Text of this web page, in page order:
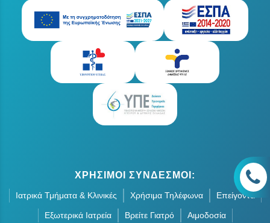
ΧΡΗΣΙΜΟΙ ΣΥΝΔΕΣΜΟΙ:
Ιατρικά Τμήματα & Κλινικές Χρήσιμα Τηλέφωνα Επείγοντα
Εξωτερικά Ιατρεία Βρείτε Γιατρό Αιμοδοσία